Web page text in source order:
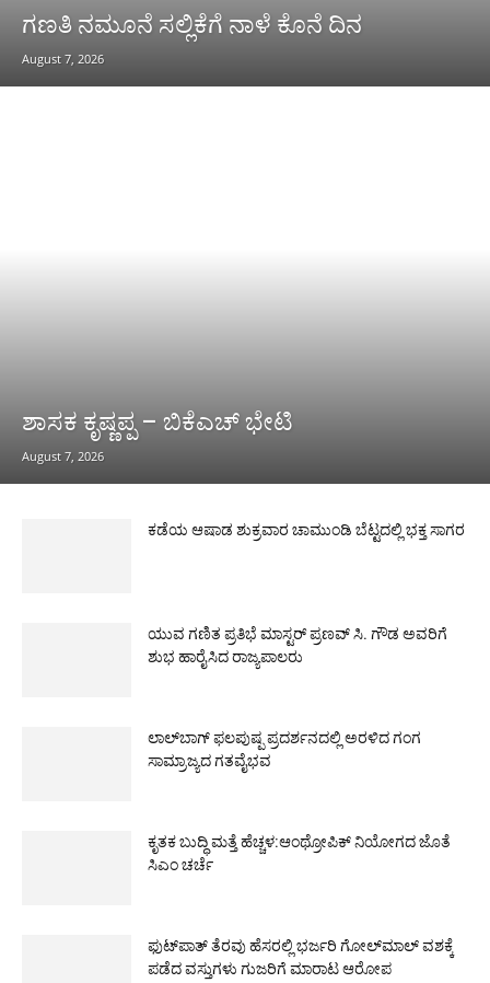
ಗಣತಿ ನಮೂನೆ ಸಲ್ಲಿಕೆಗೆ ನಾಳೆ ಕೊನೆ ದಿನ
August 7, 2026
ಶಾಸಕ ಕೃಷ್ಣಪ್ಪ – ಬಿಕೆಎಚ್ ಭೇಟಿ
August 7, 2026
ಕಡೆಯ ಆಷಾಡ ಶುಕ್ರವಾರ ಚಾಮುಂಡಿ ಬೆಟ್ಟದಲ್ಲಿ ಭಕ್ತ ಸಾಗರ
ಯುವ ಗಣಿತ ಪ್ರತಿಭೆ ಮಾಸ್ಟರ್ ಪ್ರಣವ್ ಸಿ. ಗೌಡ ಅವರಿಗೆ
ಶುಭ ಹಾರೈಸಿದ ರಾಜ್ಯಪಾಲರು
ಲಾಲ್‌ಬಾಗ್ ಫಲಪುಷ್ಪ ಪ್ರದರ್ಶನದಲ್ಲಿ ಅರಳಿದ ಗಂಗ
ಸಾಮ್ರಾಜ್ಯದ ಗತವೈಭವ
ಕೃತಕ ಬುದ್ಧಿ ಮತ್ತೆ ಹೆಚ್ಚಳ:ಆಂಥ್ರೋಪಿಕ್ ನಿಯೋಗದ ಜೊತೆ
ಸಿಎಂ ಚರ್ಚೆ
ಫುಟ್‌ಪಾತ್ ತೆರವು ಹೆಸರಲ್ಲಿ ಭರ್ಜರಿ ಗೋಲ್‌ಮಾಲ್ ವಶಕ್ಕೆ
ಪಡೆದ ವಸ್ತುಗಳು ಗುಜರಿಗೆ ಮಾರಾಟ ಆರೋಪ